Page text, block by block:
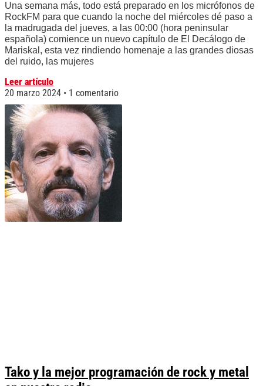
Una semana más, todo está preparado en los micrófonos de
RockFM para que cuando la noche del miércoles dé paso a
la madrugada del jueves, a las 00:00 (hora peninsular
española) comience un nuevo capítulo de El Decálogo de
Mariskal, esta vez rindiendo homenaje a las grandes diosas
del ruido, las mujeres
Leer artículo
20 marzo 2024
1 comentario
Tako y la mejor programación de rock y metal